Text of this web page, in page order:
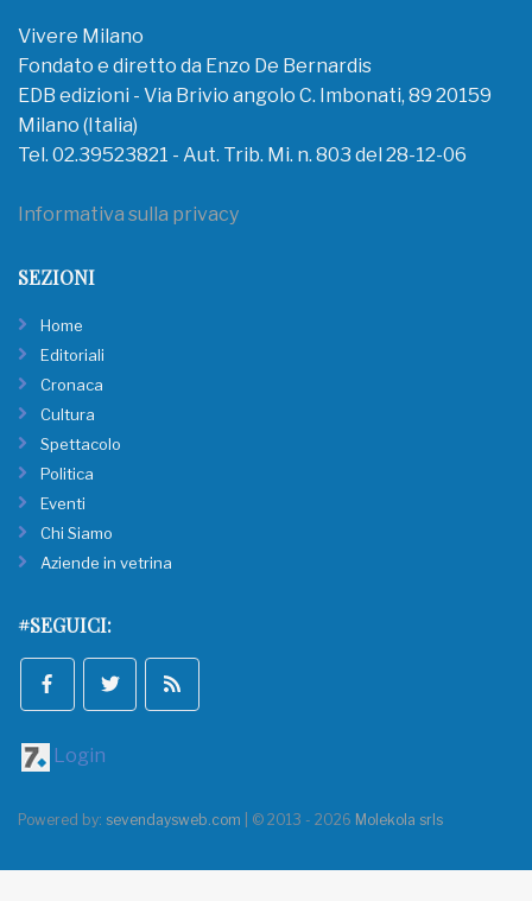
Vivere Milano
Fondato e diretto da Enzo De Bernardis
EDB edizioni - Via Brivio angolo C. Imbonati, 89 20159
Milano (Italia)
Tel. 02.39523821 - Aut. Trib. Mi. n. 803 del 28-12-06
Informativa sulla privacy
SEZIONI
Home
Editoriali
Cronaca
Cultura
Spettacolo
Politica
Eventi
Chi Siamo
Aziende in vetrina
#SEGUICI:
Login
Powered by: sevendaysweb.com | © 2013 - 2026 Molekola srls